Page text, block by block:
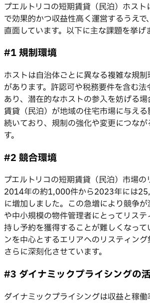
プエルトリコの短期賃貸（民泊）ホス
で効果的かつ収益性高く運営するうえ
直面しています。以下に主な課題を挙げ
#1 規制環境
ホストは自治体ごとに異なる複雑な規
があります。許認可や税務要件を含む
あり、潜在的なホストの参入を妨げる
賃貸（民泊）が地域の住宅市場に与え
続いており、規制の強化や変更につな
す。
#2 競合環境
プエルトリコの短期賃貸（民泊）市場の
2014年の約1,000件から2023年には
に増加しました。この急増により競争
や中小規模の物件管理者にとってリス
持し予約を獲得することが難しくなって
ンを中心とするエリアへのリスティン
さらに深刻化させています。
#3 ダイナミックプライシングの
ダイナミックプライシングは収益と稼